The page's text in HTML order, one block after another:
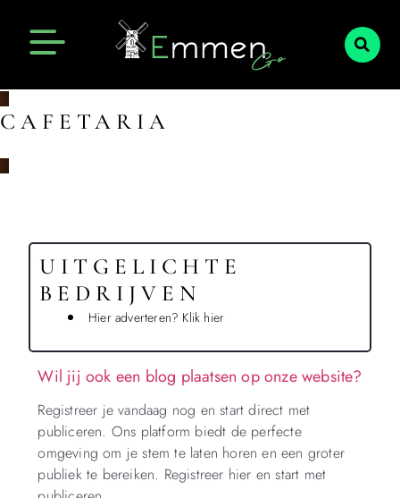
CAFETARIA
UITGELICHTE
BEDRIJVEN
Hier adverteren? Klik hier
Wil jij ook een blog plaatsen op onze website?
Registreer je vandaag nog en start direct met
publiceren. Ons platform biedt de perfecte
omgeving om je stem te laten horen en een groter
publiek te bereiken. Registreer hier en start met